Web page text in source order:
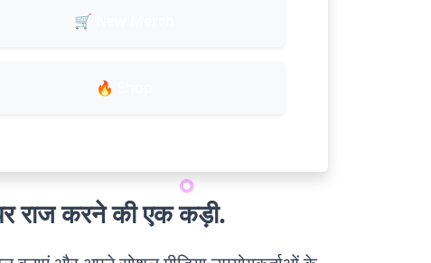
🛒 New Merch
🔥 Shop
राज करने की एक कड़ी.